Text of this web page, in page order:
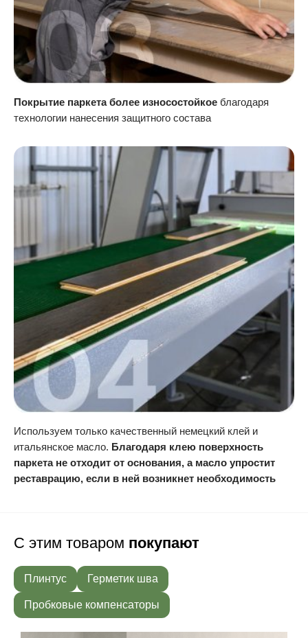
Покрытие паркета более износостойкое благодаря
технологии нанесения защитного состава
Используем только качественный немецкий клей и
итальянское масло. Благодаря клею поверхность
паркета не отходит от основания, а масло упростит
реставрацию, если в ней возникнет необходимость
С этим товаром покупают
Плинтус Герметик шва
Пробковые компенсаторы